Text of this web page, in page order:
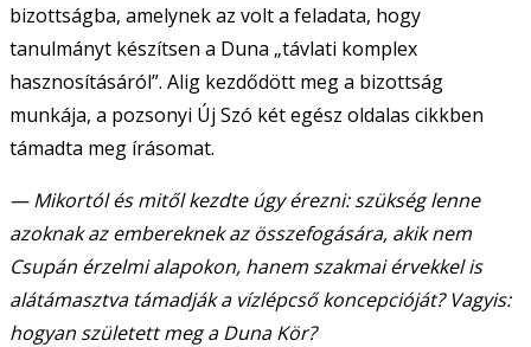
bizottságba, amelynek az volt a feladata, hogy
tanulmányt készítsen a Duna „távlati komplex
hasznosításáról”. Alig kezdődött meg a bizottság
munkája, a pozsonyi Új Szó két egész oldalas cikkben
támadta meg írásomat.
— Mikortól és mitől kezdte úgy érezni: szükség lenne
azoknak az embereknek az összefogására, akik nem
Csupán érzelmi alapokon, hanem szakmai érvekkel is
alátámasztva támadják a vízlépcső koncepcióját? Vagyis:
hogyan született meg a Duna Kör?